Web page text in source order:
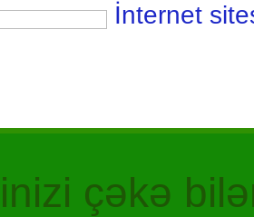
İnternet
çəkə